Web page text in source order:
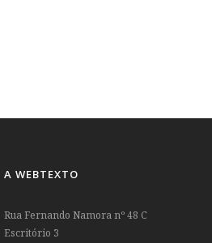
A WEBTEXTO
Rua Fernando Namora nº 48 C
Escritório 3